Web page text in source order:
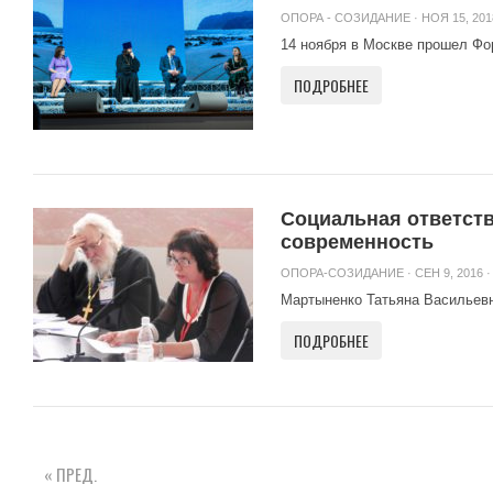
ОПОРА - СОЗИДАНИЕ · НОЯ 15,
14 ноября в Москве прошел
ПОДРОБНЕЕ
Социальная
современность
ОПОРА-СОЗИДАНИЕ · СЕН 9, 2016 ·
Мартыненко Татьяна
ПОДРОБНЕЕ
« ПРЕД.